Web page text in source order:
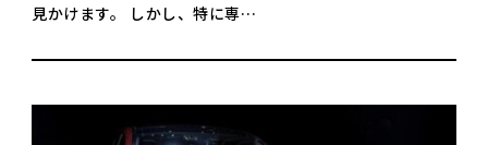
見かけます。 しかし、特に専…